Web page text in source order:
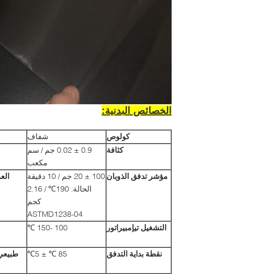
الخصائص البدنية:
كولوص شفاف
كثافة
0.9 ± 0.02 جم / سم
مكعب
مؤشر تدفق الذوبان 100 ± 20 جم / 10 دقيقة
الحالة: 190
℃ / 2.16
كجم
ASTMD1238-04
التشغيل تيإمبيراتور 100 -150 ℃
نقطة بداية التدفق
85 ℃ ± 5
℃